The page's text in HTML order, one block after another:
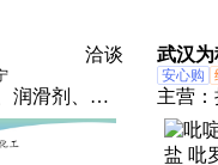
洽谈
润滑剂、抗
极压剂、色
乳液、聚氨
武汉为
安心购
主营：
离子